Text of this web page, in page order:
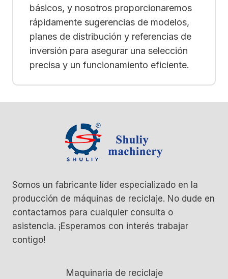
básicos, y nosotros proporcionaremos
rápidamente sugerencias de modelos,
planes de distribución y referencias de
inversión para asegurar una selección
precisa y un funcionamiento eficiente.
Somos un fabricante líder especializado en la
producción de máquinas de reciclaje. No dude en
contactarnos para cualquier consulta o
asistencia. ¡Esperamos con interés trabajar
contigo!
Maquinaria de reciclaje